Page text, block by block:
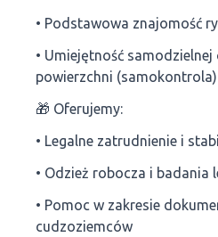
• Podstawowa znajomość
• Umiejętność samodzielnej
powierzchni (samokontrola)
🎁 Oferujemy:
• Legalne zatrudnienie i
• Odzież robocza i badania
• Pomoc w zakresie
cudzoziemców